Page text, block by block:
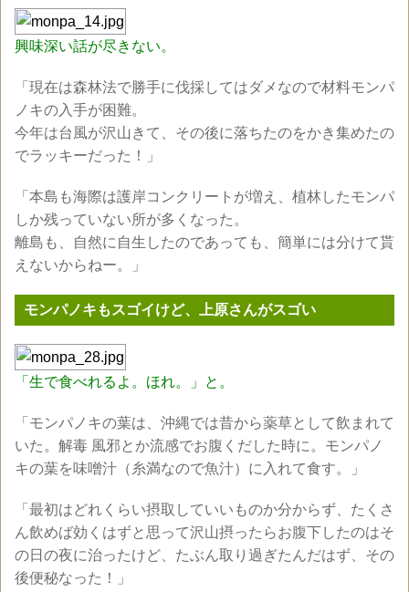
興味深い話が尽きない。
「現在は森林法で勝手に伐採してはダメなので材料モンパ
ノキの入手が困難。
今年は台風が沢山きて、その後に落ちたのをかき集めたの
でラッキーだった！」
「本島も海際は護岸コンクリートが増え、植林したモンパ
しか残っていない所が多くなった。
離島も、自然に自生したのであっても、簡単には分けて貰
えないからねー。」
モンパノキもスゴイけど、上原さんがスゴい
「生で食べれるよ。ほれ。」と。
「モンパノキの葉は、沖縄では昔から薬草として飲まれて
いた。解毒 風邪とか流感でお腹くだした時に。モンパノ
キの葉を味噌汁（糸満なので魚汁）に入れて食す。」
「最初はどれくらい摂取していいものか分からず、たくさ
ん飲めば効くはずと思って沢山摂ったらお腹下したのはそ
の日の夜に治ったけど、たぶん取り過ぎたんだはず、その
後便秘なった！」